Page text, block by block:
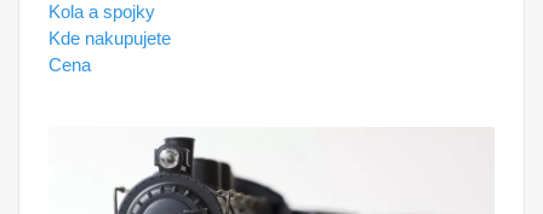
Kola a spojky
Kde nakupujete
Cena